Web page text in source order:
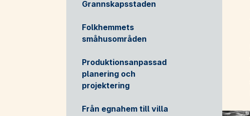
Grannskapsstaden
Folkhemmets
småhusområden
Produktionsanpassad
planering och
projektering
Från egnahem till villa